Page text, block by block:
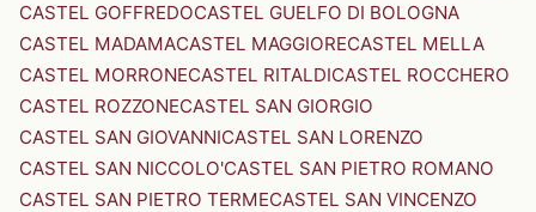
CASTEL GOFFREDOCASTEL GUELFO DI BOLOGNA
CASTEL MADAMACASTEL MAGGIORECASTEL MELLA
CASTEL MORRONECASTEL RITALDICASTEL ROCCHERO
CASTEL ROZZONECASTEL SAN GIORGIO
CASTEL SAN GIOVANNICASTEL SAN LORENZO
CASTEL SAN NICCOLO'CASTEL SAN PIETRO ROMANO
CASTEL SAN PIETRO TERMECASTEL SAN VINCENZO